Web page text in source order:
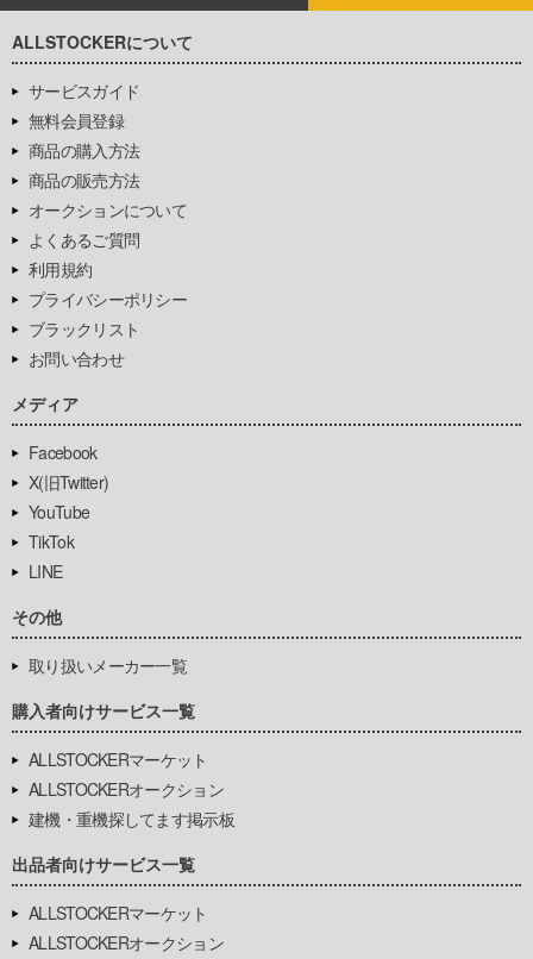
ALLSTOCKERについて
サービスガイド
無料会員登録
商品の購入方法
商品の販売方法
オークションについて
よくあるご質問
利用規約
プライバシーポリシー
ブラックリスト
お問い合わせ
メディア
Facebook
X(旧Twitter)
YouTube
TikTok
LINE
その他
取り扱いメーカー一覧
購入者向けサービス一覧
ALLSTOCKERマーケット
ALLSTOCKERオークション
建機・重機探してます掲示板
出品者向けサービス一覧
ALLSTOCKERマーケット
ALLSTOCKERオークション